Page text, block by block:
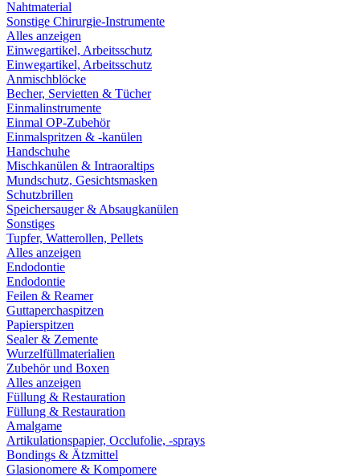
Nahtmaterial
Sonstige Chirurgie-Instrumente
Alles anzeigen
Einwegartikel, Arbeitsschutz
Einwegartikel, Arbeitsschutz
Anmischblöcke
Becher, Servietten & Tücher
Einmalinstrumente
Einmal OP-Zubehör
Einmalspritzen & -kanülen
Handschuhe
Mischkanülen & Intraoraltips
Mundschutz, Gesichtsmasken
Schutzbrillen
Speichersauger & Absaugkanülen
Sonstiges
Tupfer, Watterollen, Pellets
Alles anzeigen
Endodontie
Endodontie
Feilen & Reamer
Guttaperchaspitzen
Papierspitzen
Sealer & Zemente
Wurzelfüllmaterialien
Zubehör und Boxen
Alles anzeigen
Füllung & Restauration
Füllung & Restauration
Amalgame
Artikulationspapier, Occlufolie, -sprays
Bondings & Ätzmittel
Glasionomere & Kompomere